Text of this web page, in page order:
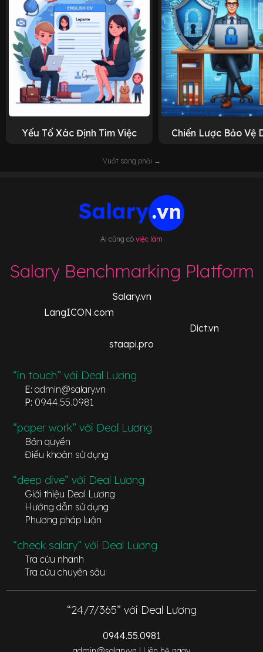
Yếu Tố Xác Định Tìm Việc Chiến Lược Bảo Vệ
Vuốt sang phải →
Ai cũng có việc làm
Salary Benchmarking Platform
Salary.vn
LangICON.com
Dict.vn
staapi.pro
“in touch” với Deal Lương
E: admin@salary.vn
P: 0944.55.0981
“paper work” với Deal Lương
Bản quyền
Điều khoản sử dụng
“deep dive” với Deal Lương
Giới thiệu Deal Lương
Hướng dẫn sử dụng
Phương pháp luận
“check salary” với Deal Lương
Tra cứu nhanh
Tra cứu chuyên sâu
“24/7/365” với Deal Lương
0944.55.0981